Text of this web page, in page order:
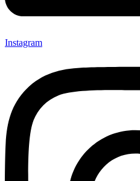
Instagram